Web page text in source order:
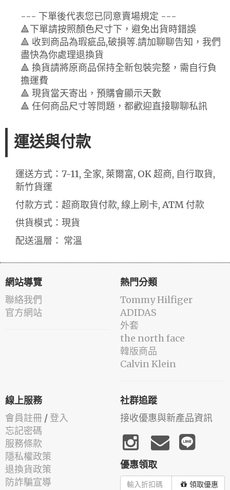
--- 下單後代表您已同意賣場規定 ---
🔺下單請按照顏色尺寸下，避免出貨時錯誤
🔺 收到商品為瑕疵品,破損等.請加聊聊告知，我們
盡快為你處理退換貨
🔺 換貨請將原商品保持全新包裝完整，需自行負
擔運費
🔺 現貨當天寄出，預購會顯示天數
🔺 任何商品尺寸等問題，都歡迎直接聊聊私訊
運送與付款
運送方式：7-11, 全家, 萊爾富, OK 超商, 自行取貨,
新竹貨運
付款方式：超商取貨付款, 線上刷卡, ATM 付款
供貨模式：現貨
配送溫層： 常溫
網站導覽
聯絡我們
官方網站
熱門分類
Tommy Hilfiger
ADIDAS
外套
the north face
韓版商品
Calvin Klein
線上服務
會員註冊 / 登入
忘記密碼
服務條款
隱私權政策
退換貨政策
防詐騙宣導
社群追蹤
接收優惠與新產品資訊
優惠領取
領取優惠